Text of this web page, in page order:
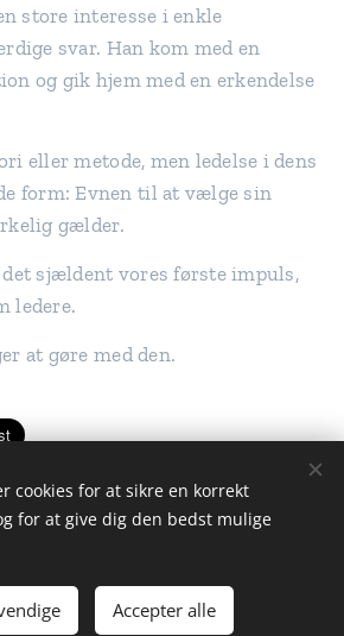
store interesse i enkle
svar. Han kom med en
og gik hjem med en erkendelse
eller metode, men ledelse i dens
form: Evnen til at vælge sin
gælder.
sjældent vores første impuls,
ledere.
at gøre med den.
vores nyhedsbrev
Cookies
cookies for at sikre en korrekt
for at give dig den bedst mulige
Accepter alle